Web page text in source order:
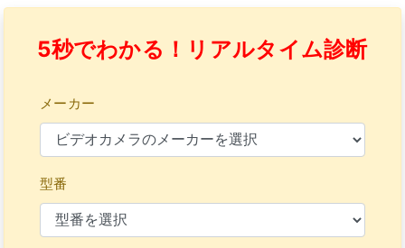
5秒でわかる！リアルタイム診断
メーカー
型番